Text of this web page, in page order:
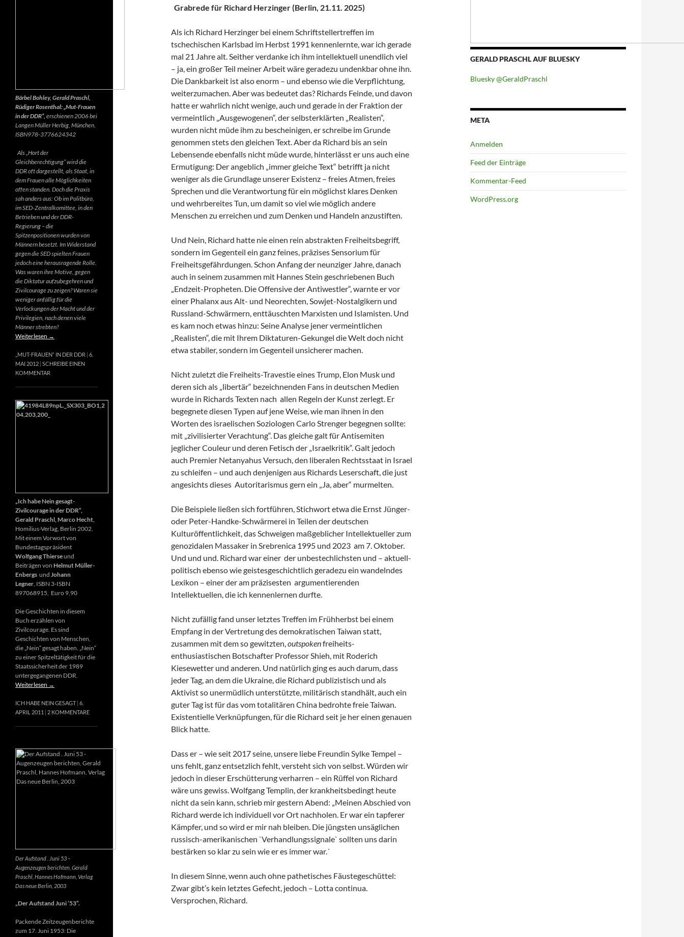
Grabrede für Richard Herzinger (Berlin, 21.11. 2025)
Als ich Richard Herzinger bei einem Schriftstellertreffen im
tschechischen Karlsbad im Herbst 1991 kennenlernte, war ich gerade
mal 21 Jahre alt. Seither verdanke ich ihm intellektuell unendlich viel
– ja, ein großer Teil meiner Arbeit wäre geradezu undenkbar ohne ihn.
Die Dankbarkeit ist also enorm – und ebenso wie die Verpflichtung,
weiterzumachen. Aber was bedeutet das? Richards Feinde, und davon
hatte er wahrlich nicht wenige, auch und gerade in der Fraktion der
vermeintlich „Ausgewogenen“, der selbsterklärten „Realisten“,
wurden nicht müde ihm zu bescheinigen, er schreibe im Grunde
genommen stets den gleichen Text. Aber da Richard bis an sein
Lebensende ebenfalls nicht müde wurde, hinterlässt er uns auch eine
Ermutigung: Der angeblich „immer gleiche Text“ betrifft ja nicht
weniger als die Grundlage unserer Existenz – freies Atmen, freies
Sprechen und die Verantwortung für ein möglichst klares Denken
und wehrbereites Tun, um damit so viel wie möglich andere
Menschen zu erreichen und zum Denken und Handeln anzustiften.
Und Nein, Richard hatte nie einen rein abstrakten Freiheitsbegriff,
sondern im Gegenteil ein ganz feines, präzises Sensorium für
Freiheitsgefährdungen. Schon Anfang der neunziger Jahre, danach
auch in seinem zusammen mit Hannes Stein geschriebenen Buch
„Endzeit-Propheten. Die Offensive der Antiwestler“, warnte er vor
einer Phalanx aus Alt- und Neorechten, Sowjet-Nostalgikern und
Russland-Schwärmern, enttäuschten Marxisten und Islamisten. Und
es kam noch etwas hinzu: Seine Analyse jener vermeintlichen
„Realisten“, die mit Ihrem Diktaturen-Gekungel die Welt doch nicht
etwa stabiler, sondern im Gegenteil unsicherer machen.
Nicht zuletzt die Freiheits-Travestie eines Trump, Elon Musk und
deren sich als „libertär“ bezeichnenden Fans in deutschen Medien
wurde in Richards Texten nach allen Regeln der Kunst zerlegt. Er
begegnete diesen Typen auf jene Weise, wie man ihnen in den
Worten des israelischen Soziologen Carlo Strenger begegnen sollte:
mit „zivilisierter Verachtung“. Das gleiche galt für Antisemiten
jeglicher Couleur und deren Fetisch der „Israelkritik“. Galt jedoch
auch Premier Netanyahus Versuch, den liberalen Rechtsstaat in Israel
zu schleifen – und auch denjenigen aus Richards Leserschaft, die just
angesichts dieses Autoritarismus gern ein „Ja, aber“ murmelten.
Die Beispiele ließen sich fortführen, Stichwort etwa die Ernst Jünger-
oder Peter-Handke-Schwärmerei in Teilen der deutschen
Kulturöffentlichkeit, das Schweigen maßgeblicher Intellektueller zum
genozidalen Massaker in Srebrenica 1995 und 2023 am 7. Oktober.
Und und und. Richard war einer der unbestechlichsten und – aktuell-
politisch ebenso wie geistesgeschichtlich geradezu ein wandelndes
Lexikon – einer der am präzisesten argumentierenden
Intellektuellen, die ich kennenlernen durfte.
Nicht zufällig fand unser letztes Treffen im Frühherbst bei einem
Empfang in der Vertretung des demokratischen Taiwan statt,
zusammen mit dem so gewitzten, outspokenfreiheits-
enthusiastischen Botschafter Professor Shieh, mit Roderich
Kiesewetter und anderen. Und natürlich ging es auch darum, dass
jeder Tag, an dem die Ukraine, die Richard publizistisch und als
Aktivist so unermüdlich unterstützte, militärisch standhält, auch ein
guter Tag ist für das vom totalitären China bedrohte freie Taiwan.
Existentielle Verknüpfungen, für die Richard seit je her einen genauen
Blick hatte.
Dass er – wie seit 2017 seine, unsere liebe Freundin Sylke Tempel –
uns fehlt, ganz entsetzlich fehlt, versteht sich von selbst. Würden wir
jedoch in dieser Erschütterung verharren – ein Rüffel von Richard
wäre uns gewiss. Wolfgang Templin, der krankheitsbedingt heute
nicht da sein kann, schrieb mir gestern Abend: „Meinen Abschied von
Richard werde ich individuell vor Ort nachholen. Er war ein tapferer
Kämpfer, und so wird er mir nah bleiben. Die jüngsten unsäglichen
russisch-amerikanischen `Verhandlungssignale` sollten uns darin
bestärken so klar zu sein wie er es immer war.´
In diesem Sinne, wenn auch ohne pathetisches Fäustegeschüttel:
Zwar gibt’s kein letztes Gefecht, jedoch – Lotta continua.
Versprochen, Richard.
GERALD PRASCHL AUF BLUESKY
Bluesky @GeraldPraschl
META
Anmelden
Feed der Einträge
Kommentar-Feed
WordPress.org
Bärbel Bohley, Gerald Praschl,
Rüdiger Rosenthal: „Mut-Frauen
in der DDR“, erschienen 2006 bei
Langen Müller Herbig, München,
ISBN978-3776624342
Als „Hort der
Gleichberechtigung“ wird die
DDR oft dargestellt, als Staat, in
dem Frauen alle Möglichkeiten
offen standen. Doch die Praxis
sah anders aus: Ob im Politbüro,
im SED-Zentralkomittee, in den
Betrieben und der DDR-
Regierung – die
Spitzenpositionen wurden von
Männern besetzt. Im Widerstand
gegen die SED spielten Frauen
jedoch eine herausragende Rolle.
Was waren ihre Motive, gegen
die Diktatur aufzubegehren und
Zivilcourage zu zeigen? Waren sie
weniger anfällig für die
Verlockungen der Macht und der
Privilegien, nach denen viele
Männer strebten?
Weiterlesen →
„MUT-FRAUEN“ IN DER DDR 6.
MAI 2012 SCHREIBE EINEN
KOMMENTAR
„Ich habe Nein gesagt-
Zivilcourage in der DDR“,
Gerald Praschl, Marco Hecht,
Homilius-Verlag, Berlin 2002.
Mit einem Vorwort von
Bundestagspräsident
Wolfgang Thierseund
Beiträgen von Helmut Müller-
Enbergs und Johann
Legner , ISBN 3-ISBN
897068915, Euro 9,90
Die Geschichten in diesem
Buch erzählen von
Zivilcourage. Es sind
Geschichten von Menschen,
die „Nein“ gesagt haben. „Nein“
zu einer Spitzeltätigkeit für die
Staatssicherheit der 1989
untergegangenen DDR.
Weiterlesen →
ICH HABE NEIN GESAGT 6.
APRIL 2011
2 KOMMENTARE
Der Aufstand . Juni 53 –
Augenzeugen berichten, Gerald
Praschl, Hannes Hofmann, Verlag
Das neue Berlin, 2003
„Der Aufstand Juni ’53“.
Packende Zeitzeugenberichte
zum 17. Juni 1953: Die